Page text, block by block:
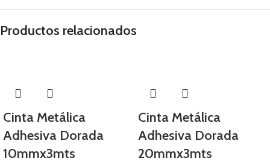
Productos relacionados
Cinta Metálica
Adhesiva Dorada
10mmx3mts
Cinta Metálica
Adhesiva Dorada
20mmx3mts